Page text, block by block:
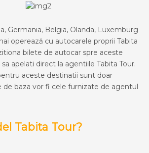
Germania, Belgia, Olanda, Luxemburg
operează cu autocarele proprii Tabita
bilete de autocar spre aceste
apelati direct la agentiile Tabita Tour.
aceste destinatii sunt doar
de baza vor fi cele furnizate de agentul
Tabita Tour?